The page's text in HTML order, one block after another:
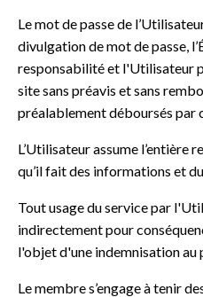
Le mot de passe de
divulgation de mot de passe,
responsabilité et l'Utilisateur
site sans préavis et sans
préalablement déboursés par
L’Utilisateur assume l’entière
qu’il fait des informations et
Tout usage du service par
indirectement pour
l'objet d'une indemnisation au
Le membre s’engage à tenir